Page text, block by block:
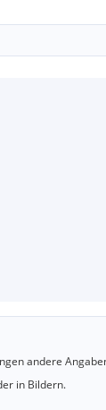
andere
in Bildern.